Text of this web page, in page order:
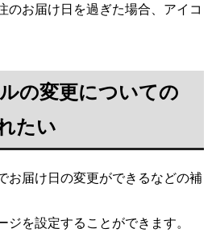
のお届け日を過ぎた場合、アイコ
の変更についての
たい
お届け日の変更ができるなどの補
を設定することができます。